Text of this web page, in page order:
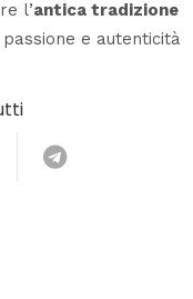
l’antica tradizione
e autenticità